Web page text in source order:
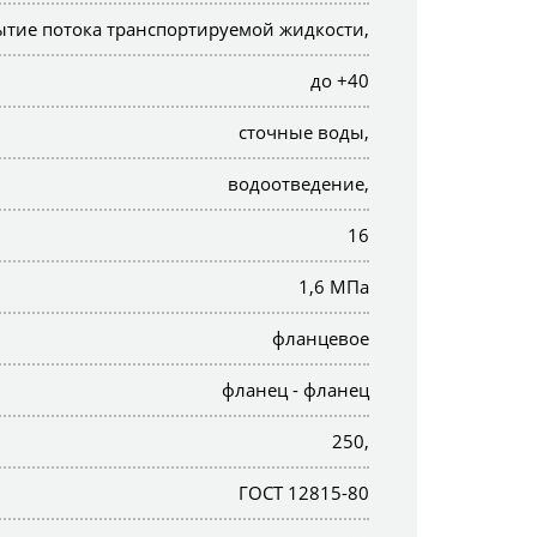
потока транспортируемой жидкости,
до +40
сточные воды,
водоотведение,
16
1,6 МПа
фланцевое
фланец - фланец
250,
ГОСТ 12815-80